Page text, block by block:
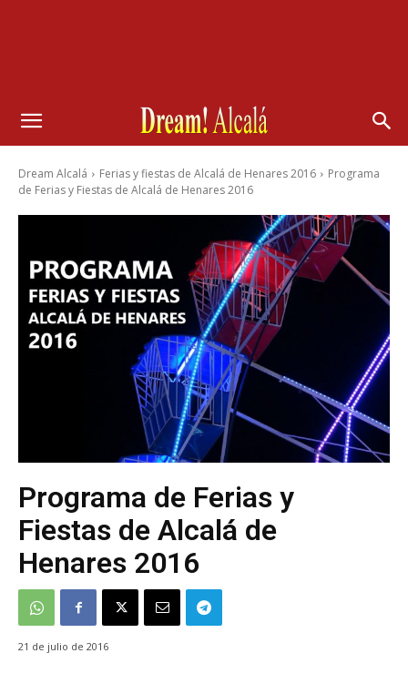
Dream Alcalá Ferias y fiestas de Alcalá de Henares 2016
Programa
de Ferias y Fiestas de Alcalá de Henares 2016
Programa de Ferias y
Fiestas de Alcalá de
Henares 2016
21 de julio de 2016